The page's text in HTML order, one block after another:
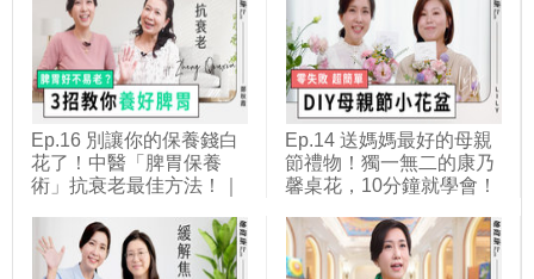
Ep.16 別讓你的保養錢白
花了！中醫「脾胃保養
術」抗衰老最佳方法！｜
Health
Ep.14 送媽媽最好的母親
節禮物！獨一無二的康乃
馨桌花，10分鐘就學會！
Health